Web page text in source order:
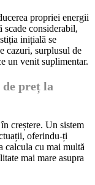
propriei energii
scade considerabil,
inițială se
cazuri, surplusul de
un venit suplimentar.
preț la
creștere. Un sistem
oferindu-ți
calcula cu mai multă
mai mare asupra